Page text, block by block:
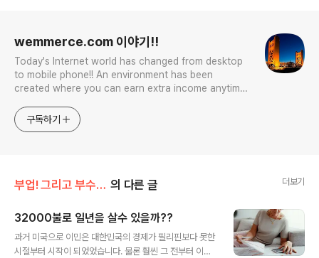
wemmerce.com 이야기!!
Today's Internet world has changed from desktop
to mobile phone!! An environment has been
created where you can earn extra income anytime,
competition. Now let’s turn our eyes to the world!
You can enter
구독하기
부업! 그리고 부수입!! 의 다른 글 더보기
32000불로 일년을 살수 있을까??
과거 미국으로 이민은 대한민국의 경제가 필리핀보다 못한
시절부터 시작이 되었었습니다. 물론 훨씬 그 전부터 이루